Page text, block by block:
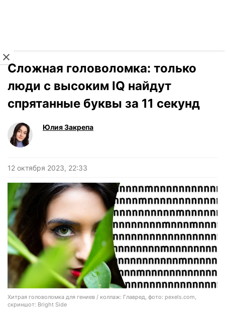
Сложная головоломка: только
люди с высоким IQ найдут
спрятанные буквы за 11 секунд
Юлия Закрепа
12 октября 2023, 22:33
Хитрая головоломка для гениев / коллаж: Главред, фото: pexels.com,
скриншот: Bright Side